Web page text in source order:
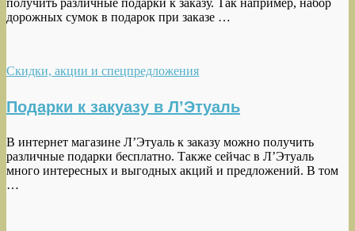
получить различные подарки к заказу. Так например, набор
дорожных сумок в подарок при заказе …
Скидки, акции и спецпредложения
Подарки к закуазу в Л’Этуаль
В интернет магазине Л’Этуаль к заказу можно получить
различные подарки бесплатно. Также сейчас в Л’Этуаль
много интересных и выгодных акций и предложений. В том
…